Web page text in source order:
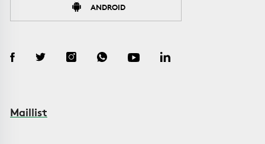
ANDROID
Maillist